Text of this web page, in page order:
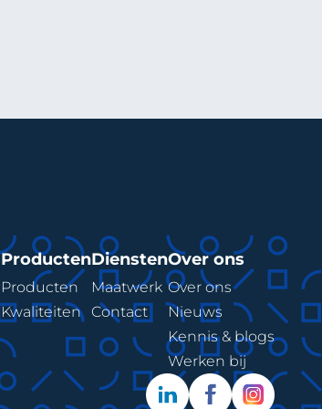
Producten
Producten
Kwaliteiten
Diensten
Maatwerk
Contact
Over ons
Over ons
Nieuws
Kennis & blogs
Werken bij